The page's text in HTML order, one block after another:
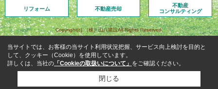
リフォーム 不動産売却
不動産
コンサルティング
Copyright(c) （株）山八建設All Rights Reserved.
当サイトでは、お客様の当サイト利用状況把握、サービス向上検討を目的と
して、クッキー（Cookie）を使用しています。
詳しくは、当社の 「Cookieの取扱いについて」 をご確認ください。
閉じる